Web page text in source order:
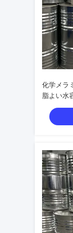
化学メラ
脂よい水